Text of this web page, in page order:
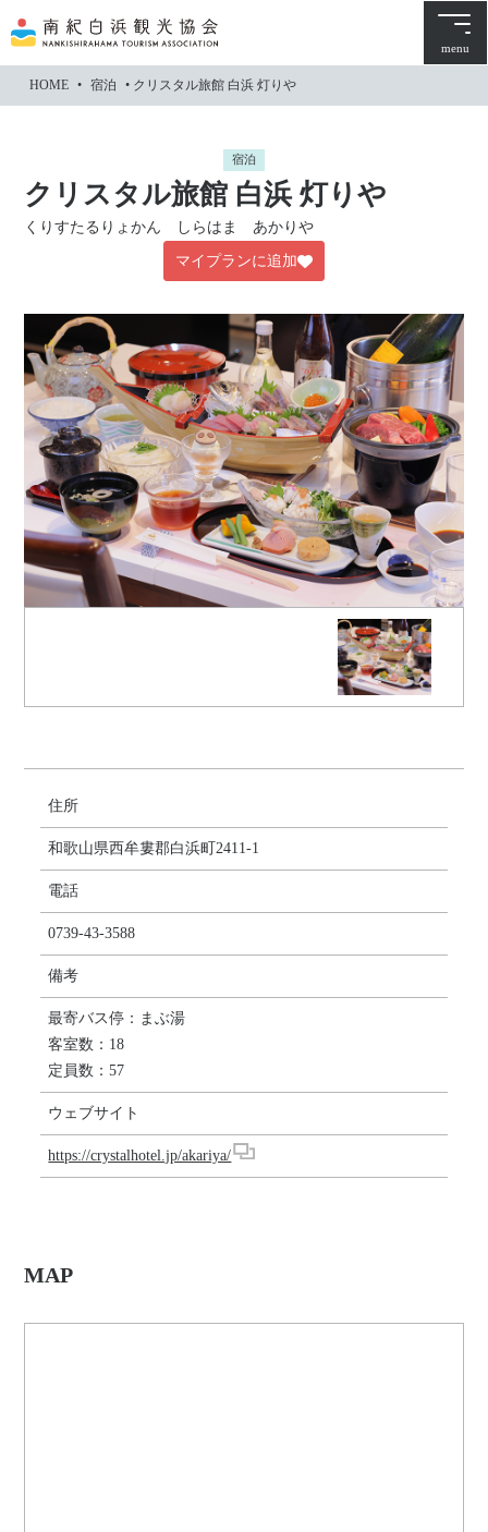
文
に
menu
HOME • 宿泊 • クリスタル旅館 白浜 灯りや
宿泊
クリスタル旅館 白浜 灯りや
くりすたるりょかん しらはま あかりや
マイプランに追加
住所
和歌山県西牟婁郡白浜町2411-1
電話
0739-43-3588
備考
最寄バス停：まぶ湯
客室数：18
定員数：57
ウェブサイト
https://crystalhotel.jp/akariya/
MAP